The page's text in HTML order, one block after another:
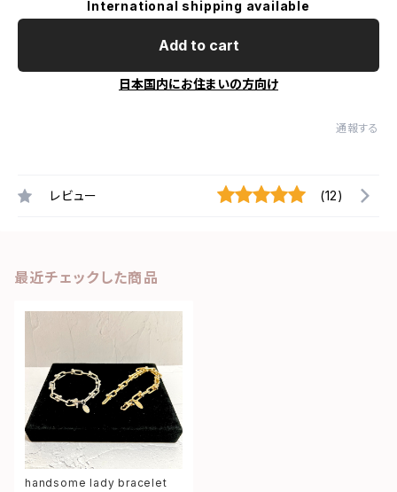
International shipping available
Add to cart
日本国内にお住まいの方向け
通報する
レビュー (12)
最近チェックした商品
handsome lady bracelet